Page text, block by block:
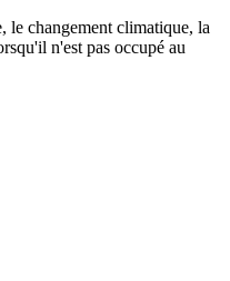
le changement climatique, la
n'est pas occupé au